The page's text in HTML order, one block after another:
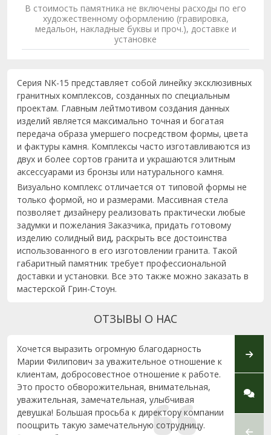
В стоимость памятника не включены расходы по его
художественному оформлению (гравировка,
медальон, накладные буквы и проч.), доставке и
установке
Серия NK-15 представляет собой линейку эксклюзивных
гранитных комплексов, созданных по специальным
проектам. Главным лейтмотивом создания данных
изделий является максимально точная и богатая
передача образа умершего посредством формы, цвета
и фактуры камня. Комплексы часто изготавливаются из
двух и более сортов гранита и украшаются элитным
аксессуарами из бронзы или натурального камня.
Визуально комплекс отличается от типовой формы не
только формой, но и размерами. Массивная стела
позволяет дизайнеру реализовать практически любые
задумки и пожелания Заказчика, придать готовому
изделию солидный вид, раскрыть все достоинства
использованного в его изготовлении гранита. Такой
габаритный памятник требует профессиональной
доставки и установки. Все это также можно заказать в
мастерской Грин-Стоун.
ОТЗЫВЫ О НАС
Хочется выразить огромную благодарность
Марии Филипович за уважительное отношение к
клиентам, добросовестное отношение к работе.
Это просто обворожительная, внимательная,
уважительная, замечательная, улыбчивая
девушка! Большая просьба к директору компании
поощрить такую замечательную сотрудницу.
к